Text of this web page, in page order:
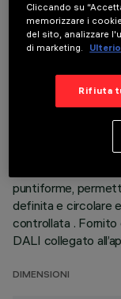
DESCRIZIONE
Apparecchio
possibilità di
alta definizione in
posizione arretrata
puntiforme,
definita e circolare
controllata . Fornito
DALI collegato
DIMENSIONI
Cliccando su
memorizzare i
del sito, analizzare
di marketing.
Rifiuta